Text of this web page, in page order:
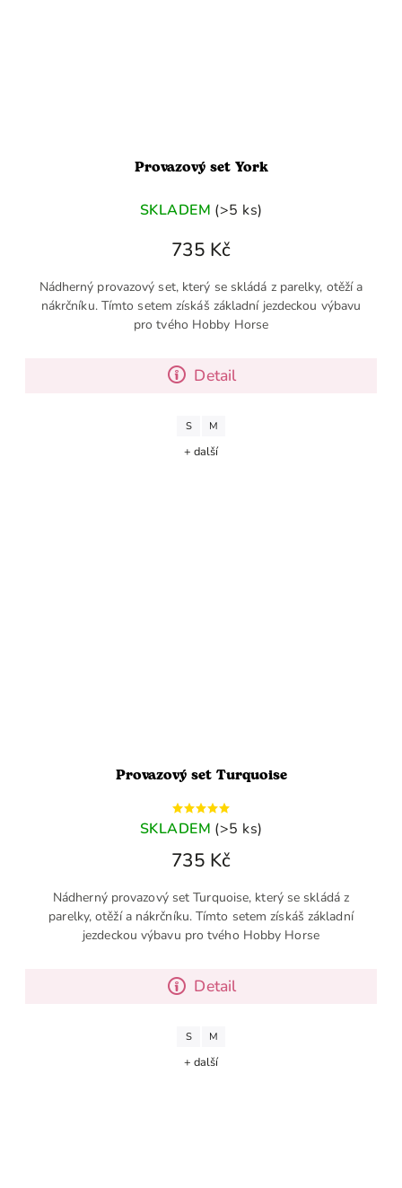
Provazový set York
SKLADEM (>5 ks)
735 Kč
Detail
Nádherný provazový set, který se skládá z parelky, otěží a
nákrčníku. Tímto setem získáš základní jezdeckou výbavu
pro tvého Hobby Horse
S M
+ další
Provazový set Turquoise
SKLADEM (>5 ks)
735 Kč
Detail
Nádherný provazový set Turquoise, který se skládá z
parelky, otěží a nákrčníku. Tímto setem získáš základní
jezdeckou výbavu pro tvého Hobby Horse
S M
+ další